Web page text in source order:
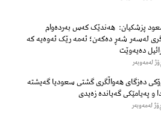
پزشكیان: هەندێک کەس بەردەوام
لەسەر شەڕ دەكەن؛ ئەمە رێک ئەوەیە کە
دەیەوێت
دەزگای هەواڵگری گشتی سعودیا گەیشتە
و پەیامێكی گەیاندە زەیدی